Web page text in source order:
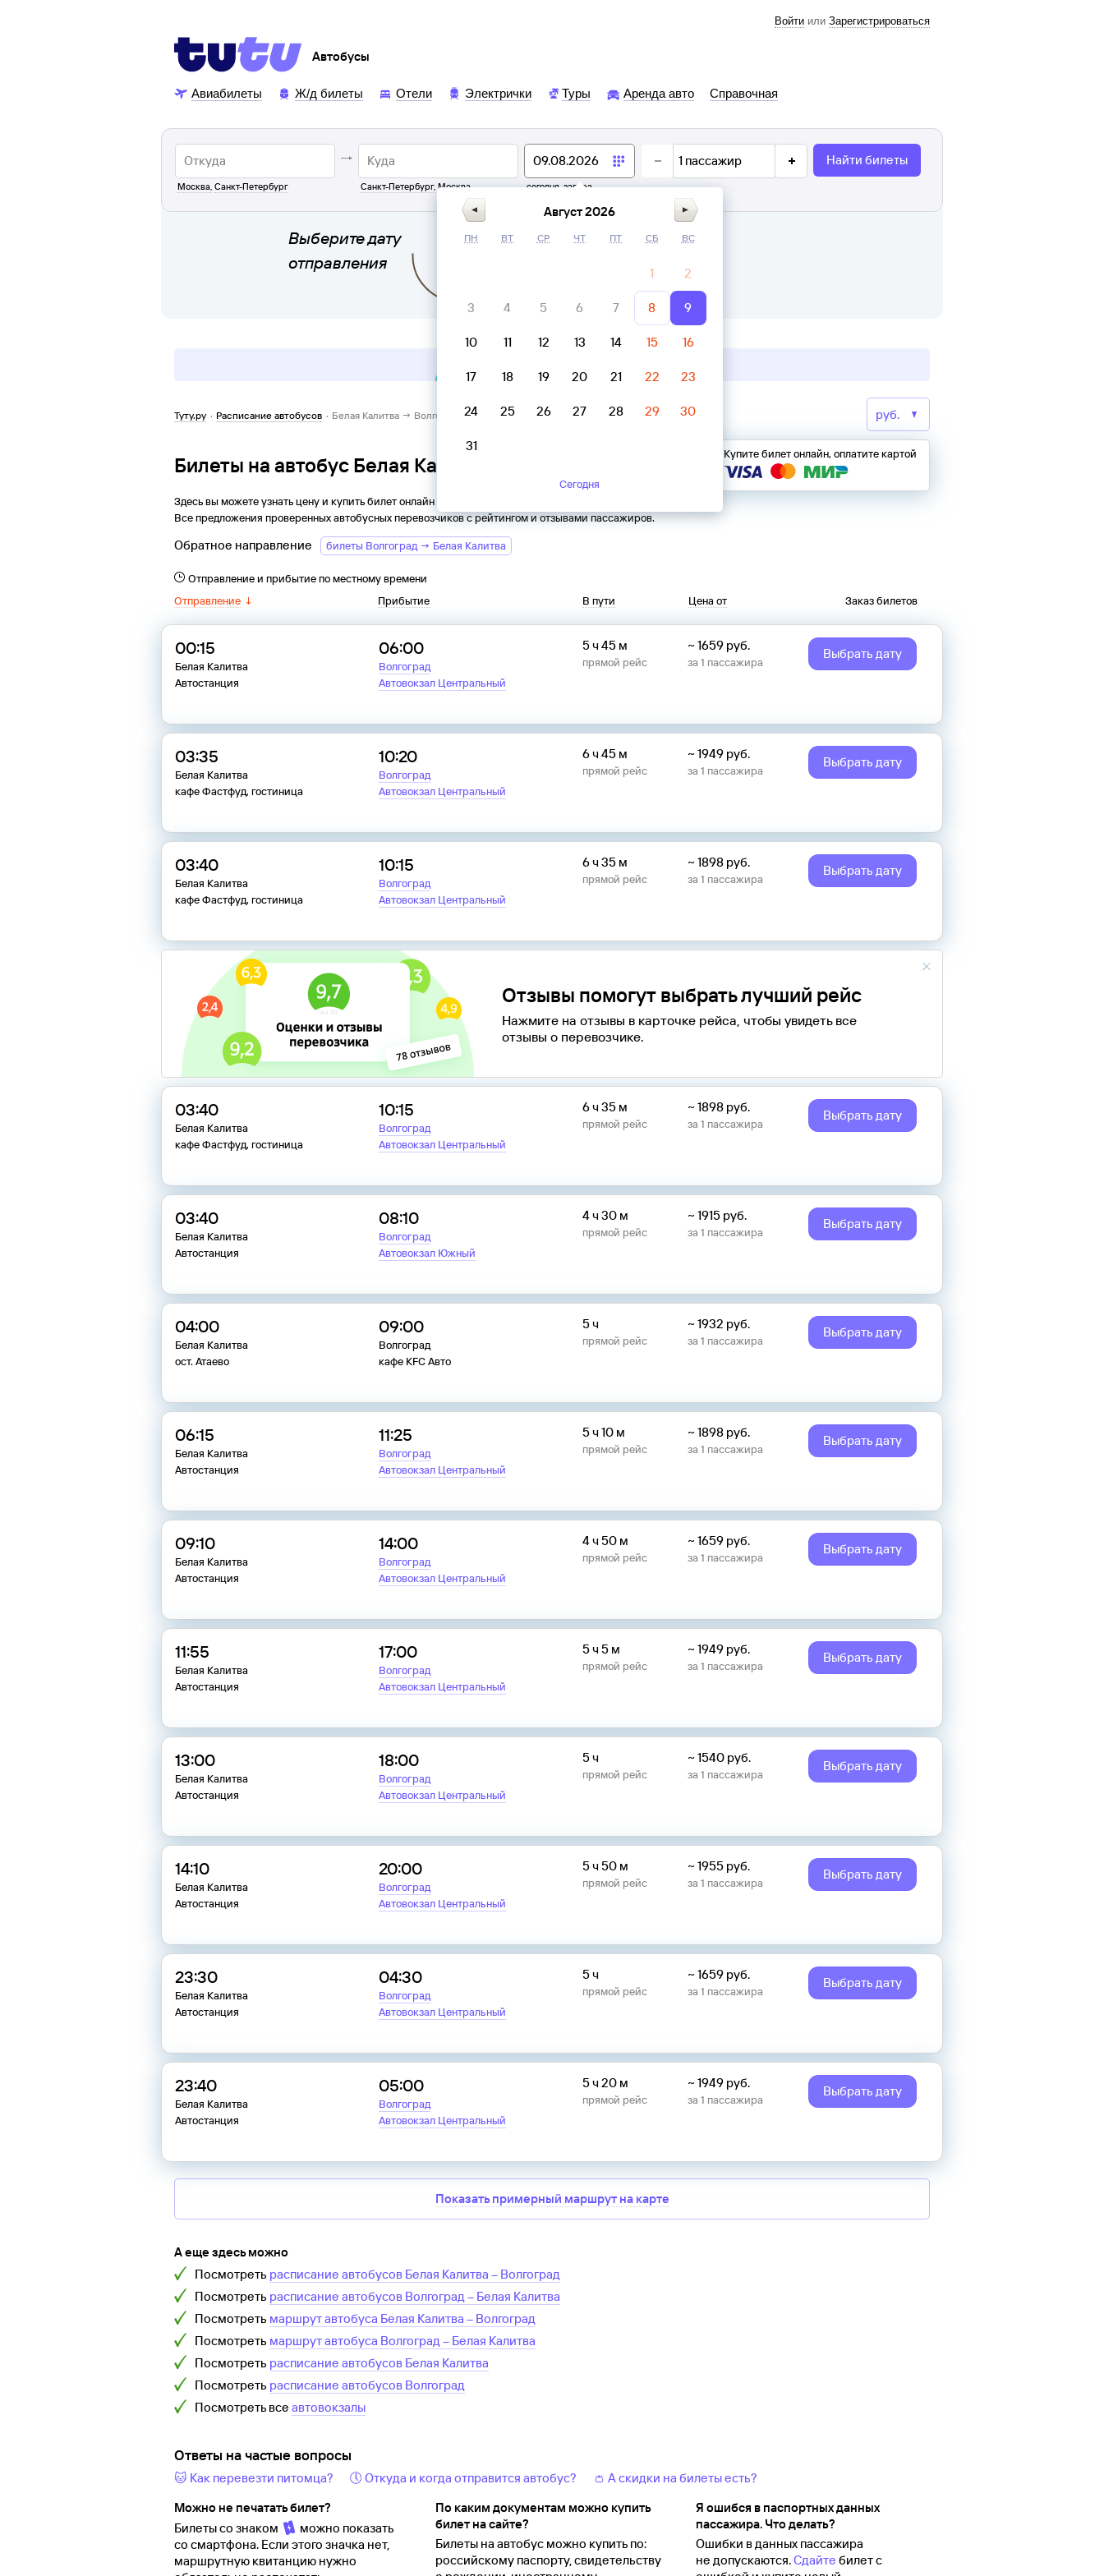
Войти или Зарегистрироваться
Автобусы
Авиабилеты Ж/д билеты Отели Электрички Туры Аренда авто Справочная
Москва, Санкт-Петербург Санкт-Петербург, Москва сегодня, завтра
1 пассажир Найти билеты
Выберите дату
отправления
Туту.ру · Расписание автобусов · Белая Калитва → Волгоград
Билеты на автобус Белая Калитва → Волгоград
Здесь вы можете узнать цену и купить билет онлайн на автобус из
Все предложения проверенных автобусных перевозчиков с рейтингом и отзывами пассажиров.
Купите билет онлайн, оплатите картой
Обратное направление билеты Волгоград → Белая Калитва
Отправление и прибытие по местному времени
Отправление ↓ Прибытие В пути Цена от Заказ билетов
00:15
Белая Калитва
Автостанция
06:00
Волгоград
Автовокзал Центральный
5 ч 45 м
прямой рейс
~1659 руб.
за1 пассажира
Выбрать дату
03:35
Белая Калитва
кафе Фастфуд, гостиница
10:20
Волгоград
Автовокзал Центральный
6 ч 45 м
прямой рейс
~1949 руб.
за1 пассажира
Выбрать дату
03:40
Белая Калитва
кафе Фастфуд, гостиница
10:15
Волгоград
Автовокзал Центральный
6 ч 35 м
прямой рейс
~1898 руб.
за1 пассажира
Выбрать дату
Отзывы помогут выбрать лучший рейс
Нажмите на отзывы в карточке рейса, чтобы увидеть все
отзывы о перевозчике.
03:40
Белая Калитва
кафе Фастфуд, гостиница
10:15
Волгоград
Автовокзал Центральный
6 ч 35 м
прямой рейс
~1898 руб.
за1 пассажира
Выбрать дату
03:40
Белая Калитва
Автостанция
08:10
Волгоград
Автовокзал Южный
4 ч 30 м
прямой рейс
~1915 руб.
за1 пассажира
Выбрать дату
04:00
Белая Калитва
ост. Атаево
09:00
Волгоград
кафе KFC Авто
5 ч
прямой рейс
~1932 руб.
за1 пассажира
Выбрать дату
06:15
Белая Калитва
Автостанция
11:25
Волгоград
Автовокзал Центральный
5 ч 10 м
прямой рейс
~1898 руб.
за1 пассажира
Выбрать дату
09:10
Белая Калитва
Автостанция
14:00
Волгоград
Автовокзал Центральный
4 ч 50 м
прямой рейс
~1659 руб.
за1 пассажира
Выбрать дату
11:55
Белая Калитва
Автостанция
17:00
Волгоград
Автовокзал Центральный
5 ч 5 м
прямой рейс
~1949 руб.
за1 пассажира
Выбрать дату
13:00
Белая Калитва
Автостанция
18:00
Волгоград
Автовокзал Центральный
5 ч
прямой рейс
~1540 руб.
за1 пассажира
Выбрать дату
14:10
Белая Калитва
Автостанция
20:00
Волгоград
Автовокзал Центральный
5 ч 50 м
прямой рейс
~1955 руб.
за1 пассажира
Выбрать дату
23:30
Белая Калитва
Автостанция
04:30
Волгоград
Автовокзал Центральный
5 ч
прямой рейс
~1659 руб.
за1 пассажира
Выбрать дату
23:40
Белая Калитва
Автостанция
05:00
Волгоград
Автовокзал Центральный
5 ч 20 м
прямой рейс
~1949 руб.
за1 пассажира
Выбрать дату
Показать примерный маршрут на карте
А еще здесь можно
Посмотреть расписание автобусов Белая Калитва – Волгоград
Посмотреть расписание автобусов Волгоград– Белая Калитва
Посмотреть маршрут автобуса Белая Калитва – Волгоград
Посмотреть маршрут автобуса Волгоград– Белая Калитва
Посмотреть расписание автобусов Белая Калитва
Посмотреть расписание автобусов Волгоград
Посмотреть все автовокзалы
Ответы на частые вопросы
🐱 Как перевезти питомца? 🕔 Откуда и когда отправится автобус?
👛 А скидки на билеты есть?
Можно не печатать билет?
Билеты со знаком
можно показать
со смартфона. Если этого значка нет,
маршрутную квитанцию нужно
По каким документам можно купить
билет на сайте?
Билеты на автобус можно купить по:
российскому паспорту, свидетельству
Я ошибся в паспортных данных
пассажира. Что делать?
Ошибки в данных пассажира
не допускаются.Сдайте билет с
Август 2026
ПН ВТ СР ЧТ ПТ СБ ВС
1 2
3 4 5 6 7 8 9
10 11 12 13 14 15 16
17 18 19 20 21 22 23
24 25 26 27 28 29 30
31
Сегодня